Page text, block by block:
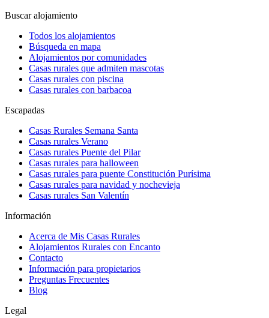
Buscar alojamiento
Todos los alojamientos
Búsqueda en mapa
Alojamientos por comunidades
Casas rurales que admiten mascotas
Casas rurales con piscina
Casas rurales con barbacoa
Escapadas
Casas Rurales Semana Santa
Casas rurales Verano
Casas rurales Puente del Pilar
Casas rurales para halloween
Casas rurales para puente Constitución Purísima
Casas rurales para navidad y nochevieja
Casas rurales San Valentín
Información
Acerca de Mis Casas Rurales
Alojamientos Rurales con Encanto
Contacto
Información para propietarios
Preguntas Frecuentes
Blog
Legal